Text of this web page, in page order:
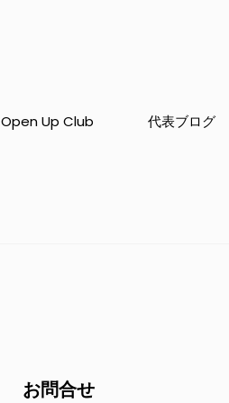
Open Up Club 代表ブログ
お問合せ